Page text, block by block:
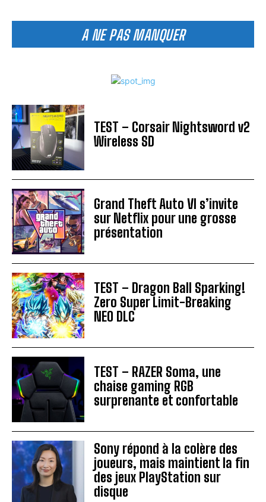
A NE PAS MANQUER
TEST – Corsair Nightsword v2
Wireless SD
Grand Theft Auto VI s’invite
sur Netflix pour une grosse
présentation
TEST – Dragon Ball Sparking!
Zero Super Limit-Breaking
NEO DLC
TEST – RAZER Soma, une
chaise gaming RGB
surprenante et confortable
Sony répond à la colère des
joueurs, mais maintient la fin
des jeux PlayStation sur
disque